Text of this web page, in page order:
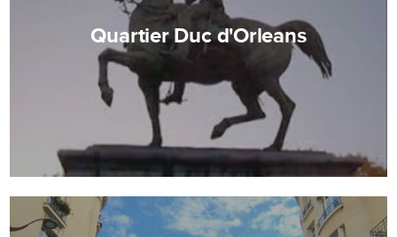
Quartier Duc d'Orleans